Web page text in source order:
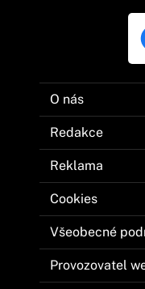
O nás
Redakce
Reklama
Cookies
Všeobecné
Provozovatel